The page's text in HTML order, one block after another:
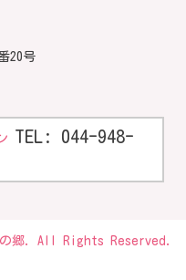
20号
TEL: 044-948-
の郷. All Rights Reserved.